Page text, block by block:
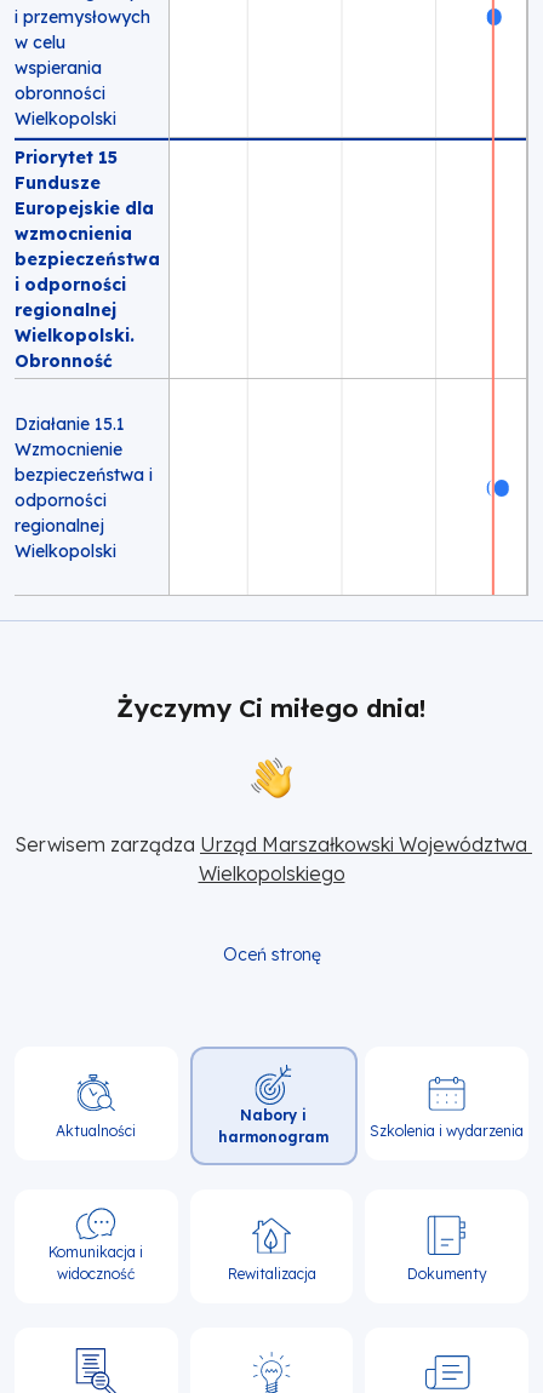
i przemysłowych
w celu
wspierania
obronności
Wielkopolski
Priorytet 15
Fundusze
Europejskie dla
wzmocnienia
bezpieczeństwa
i odporności
regionalnej
Wielkopolski.
Obronność
Działanie 15.1
Wzmocnienie
bezpieczeństwa i
odporności
regionalnej
Wielkopolski
Życzymy Ci miłego dnia!
Serwisem zarządza Urząd Marszałkowski Województwa
Wielkopolskiego
Oceń stronę
Główna
nawigacja
Aktualności
Nabory i
harmonogram
Szkolenia i wydarzenia
Komunikacja i
widoczność
Rewitalizacja Dokumenty